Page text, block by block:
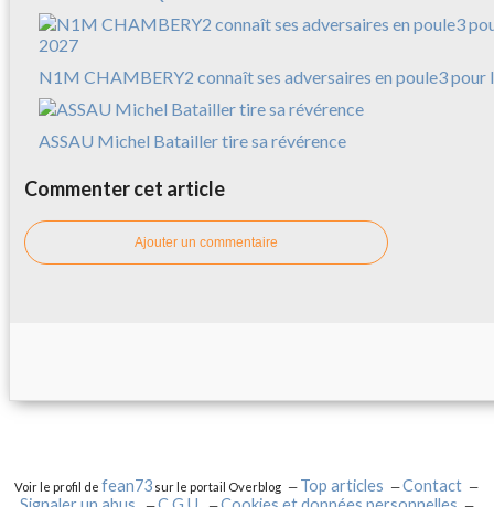
N1M CHAMBERY2 connaît ses adversaires en poule3 pour
ASSAU Michel Batailler tire sa révérence
Commenter cet article
Ajouter un commentaire
Voir le profil defean73 sur le portail Overblog Top articles
Contact